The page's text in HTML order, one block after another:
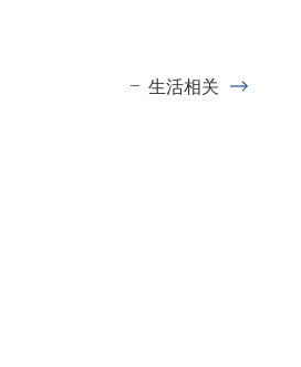
生活相关